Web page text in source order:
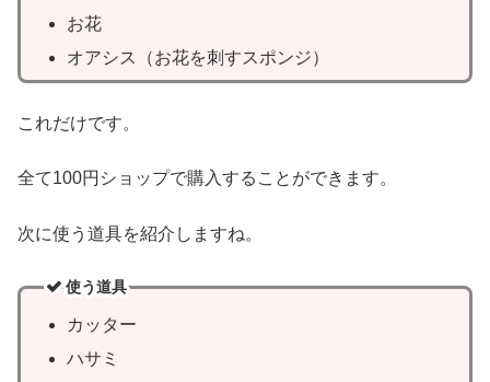
お花
オアシス（お花を刺すスポンジ）
これだけです。
全て100円ショップで購入することができます。
次に使う道具を紹介しますね。
使う道具
カッター
ハサミ